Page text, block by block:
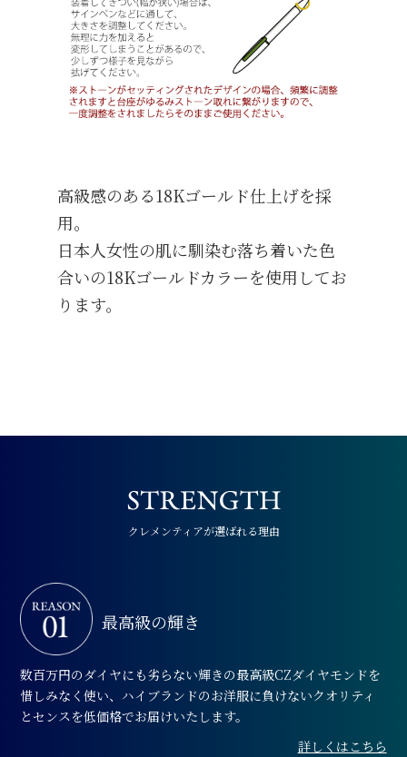
高級感のある18Kゴールド仕上げを採
用。
日本人女性の肌に馴染む落ち着いた色
合いの18Kゴールドカラーを使用してお
ります。
クレメンティアが選ばれる理由
最高級の輝き
数百万円のダイヤにも劣らない輝きの最高級CZダイヤモンドを
惜しみなく使い、ハイブランドのお洋服に負けないクオリティ
とセンスを低価格でお届けいたします。
詳しくはこちら